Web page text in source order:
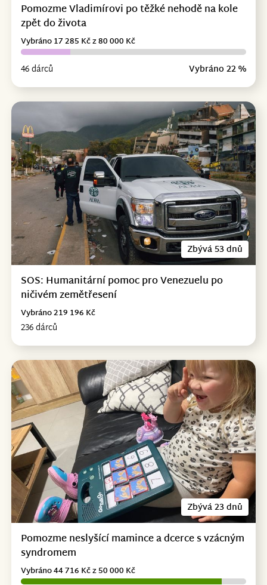
Pomozme Vladimírovi po těžké nehodě na kole
zpět do života
46 dárců Vybráno 22 %
Vybráno 17 285 Kč z 80 000 Kč
Zbývá 53 dnů
SOS: Humanitární pomoc pro Venezuelu po
ničivém zemětřesení
236 dárců
Vybráno 219 196 Kč
Zbývá 23 dnů
Pomozme neslyšící mamince a dcerce s vzácným
syndromem
Vybráno 44 716 Kč z 50 000 Kč